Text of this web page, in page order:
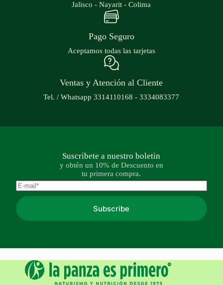
Jalisco - Nayarit - Colima
Pago Seguro
Aceptamos todas las tarjetas
Ventas y Atención al Cliente
Tel. / Whatsapp 3314110168 - 3334083377
Suscribete a nuestro boletin
y obtén un 10% de Descuento en
tu primera compra.
Subscribe